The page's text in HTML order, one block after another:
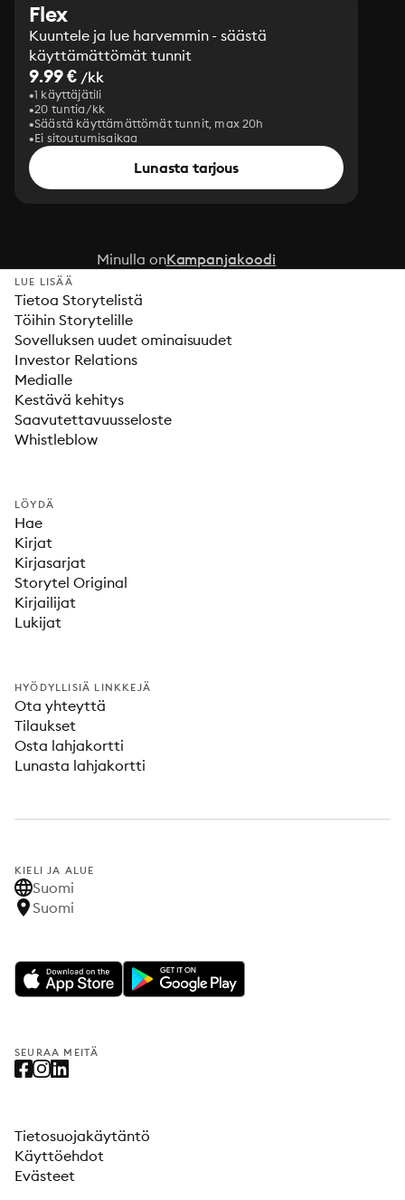
Flex
Kuuntele ja lue harvemmin - säästä
käyttämättömät tunnit
9.99 € /kk
1 käyttäjätili
20 tuntia/kk
Säästä käyttämättömät tunnit, max 20h
Ei sitoutumisaikaa
Lunasta tarjous
Minulla onKampanjakoodi
LUE LISÄÄ
Tietoa Storytelistä
Töihin Storytelille
Sovelluksen uudet ominaisuudet
Investor Relations
Medialle
Kestävä kehitys
Saavutettavuusseloste
Whistleblow
LÖYDÄ
Hae
Kirjat
Kirjasarjat
Storytel Original
Kirjailijat
Lukijat
HYÖDYLLISIÄ LINKKEJÄ
Ota yhteyttä
Tilaukset
Osta lahjakortti
Lunasta lahjakortti
KIELI JA ALUE
Suomi
Suomi
SEURAA MEITÄ
Tietosuojakäytäntö
Käyttöehdot
Evästeet